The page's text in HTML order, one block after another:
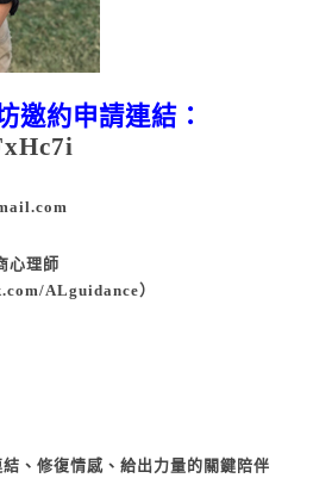
邀約申請連結：
心理師
ALguidance）
、修復情感、給出力量的關鍵陪伴